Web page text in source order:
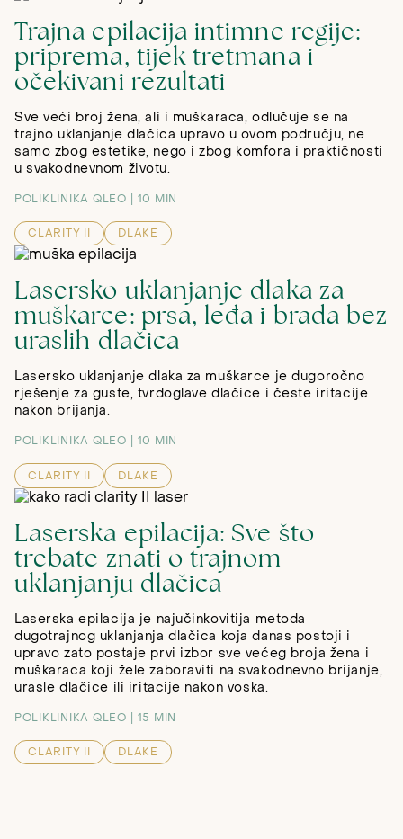
Trajna epilacija intimne regije:
priprema, tijek tretmana i
očekivani rezultati
Sve veći broj žena, ali i muškaraca, odlučuje se na
trajno uklanjanje dlačica upravo u ovom području, ne
samo zbog estetike, nego i zbog komfora i praktičnosti
u svakodnevnom životu.
POLIKLINIKA QLEO 10 MIN
CLARITY II DLAKE
Lasersko uklanjanje dlaka za
muškarce: prsa, leđa i brada bez
uraslih dlačica
Lasersko uklanjanje dlaka za muškarce je dugoročno
rješenje za guste, tvrdoglave dlačice i česte iritacije
nakon brijanja.
POLIKLINIKA QLEO 10 MIN
CLARITY II DLAKE
Laserska epilacija: Sve što
trebate znati o trajnom
uklanjanju dlačica
Laserska epilacija je najučinkovitija metoda
dugotrajnog uklanjanja dlačica koja danas postoji i
upravo zato postaje prvi izbor sve većeg broja žena i
muškaraca koji žele zaboraviti na svakodnevno brijanje,
urasle dlačice ili iritacije nakon voska.
POLIKLINIKA QLEO 15 MIN
CLARITY II DLAKE